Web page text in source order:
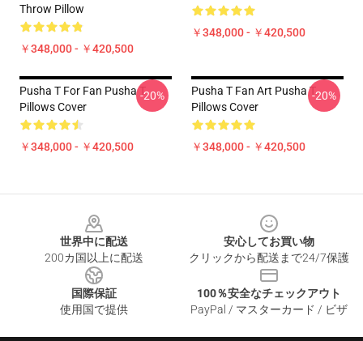
Throw Pillow
￥348,000 - ￥420,500
￥348,000 - ￥420,500
Pusha T For Fan Pusha T
Pillows Cover
￥348,000 - ￥420,500
-20%
Pusha T Fan Art Pusha T
Pillows Cover
￥348,000 - ￥420,500
-20%
世界中に配送
200カ国以上に配送
安心してお買い物
クリックから配送まで24/7保護
国際保証
使用国で提供
100％安全なチェックアウト
PayPal / マスターカード / ビザ